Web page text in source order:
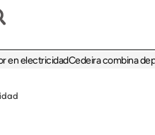
electricidadCedeira combina